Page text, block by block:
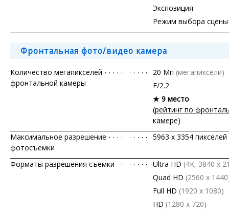
Экспозиция
Режим выбора сцены
Фронтальная фото/видео камера
Количество мегапикселей
фронтальной камеры
20 Мп (мегапиксели)
F/2.2
★ 9 место
(рейтинг по
камере)
Максимальное разрешение
фотосъемки
5963 x 3354 пикселей
Форматы разрешения съемки Ultra HD (4K, 3840 x
Quad HD (2560 x
Full HD (1920 x 1080)
HD (1280 х 720)